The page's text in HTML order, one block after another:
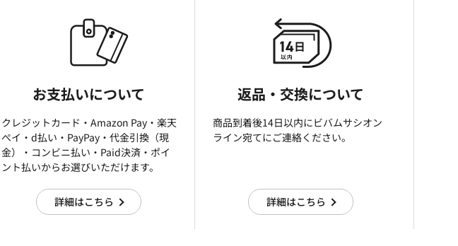
お支払いについて
クレジットカード・Amazon Pay・楽天
ぺイ・d払い・PayPay・代金引換（現
金）・コンビニ払い・Paid決済・ポイ
ント払いからお選びいただけます。
詳細はこちら
返品・交換について
商品到着後14日以内にビバムサシオン
ライン宛てにご連絡ください。
詳細はこちら